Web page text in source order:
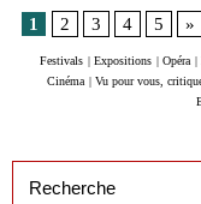
1
2 3 4 5 »
Festivals Expositions Opéra
Cinéma
Vu pour vous,